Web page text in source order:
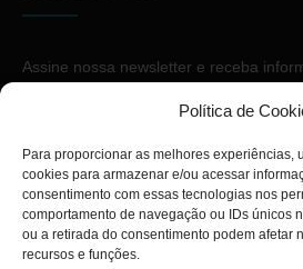
Política de
Para proporcionar as melhores experiências,
cookies para armazenar e/ou acessar
consentimento com essas tecnologias nos
comportamento de navegação ou IDs únicos
ou a retirada do consentimento podem afetar
recursos e funções.
Assine nossa newsletter e receba